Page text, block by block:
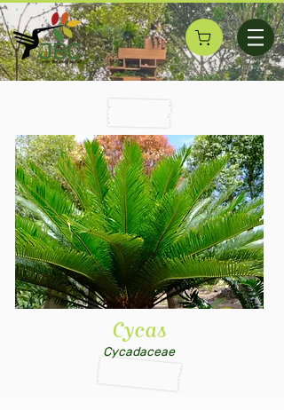
Cycas
Cycadaceae